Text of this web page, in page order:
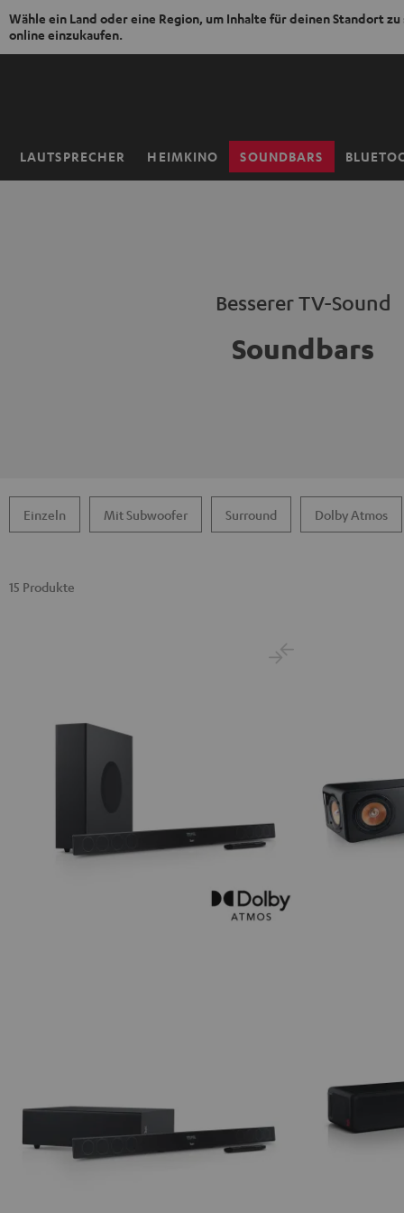
Wähle ein Land oder eine Region, um Inhalte für deinen Standort zu
online einzukaufen.
ZUM
LAUTSPRECHER HEIMKINO SOUNDBARS
Startseite
Besserer TV-Sound
Soundbars
Einzeln Mit Subwoofer Surround Dolby Atmos
15 Produkte